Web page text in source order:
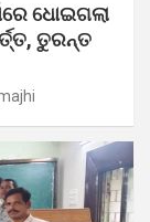
ଧୋଇଗଲା
ତୁରନ୍ତ